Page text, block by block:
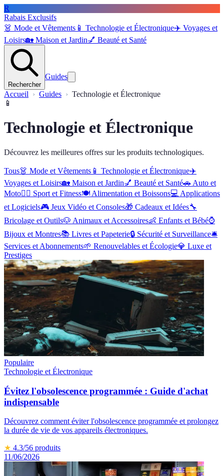
R
Rabais Exclusifs
👗 Mode et Vêtements 📱 Technologie et Électronique✈️ Voyages et
Loisirs🏡 Maison et Jardin💅 Beauté et Santé
Rechercher
Guides
Accueil Guides
Technologie et Électronique
📱
Technologie et Électronique
Découvrez les meilleures offres sur les produits technologiques.
Tous👗 Mode et Vêtements 📱 Technologie et Électronique✈️
Voyages et Loisirs🏡 Maison et Jardin💅 Beauté et Santé🚗 Auto et
Moto🏋️‍♂️ Sport et Fitness🍽️ Alimentation et Boissons💻 Applications
et Logiciels🎮 Jeux Vidéo et Consoles🎁 Cadeaux et Idées🔧
Bricolage et Outils🐶 Animaux et Accessoires👶 Enfants et Bébé⌚
Bijoux et Montres📚 Livres et Papeterie🔒 Sécurité et Surveillance🛎️
Services et Abonnements🌱 Renouvelables et Écologie💎 Luxe et
Prestiges
Populaire
Technologie et Électronique
Évitez l'obsolescence programmée : Guide d'achat
indispensable
Découvrez comment éviter l'obsolescence programmée et prolongez
la durée de vie de vos appareils électroniques.
★ 4.3/56 produits
11/06/2026